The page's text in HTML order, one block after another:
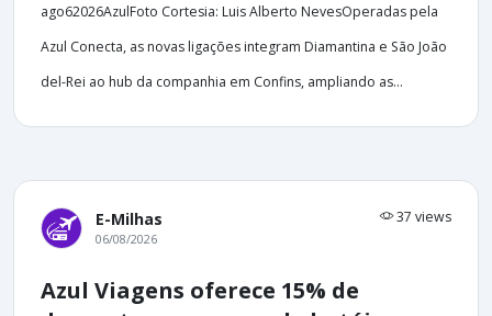
ago62026AzulFoto Cortesia: Luis Alberto NevesOperadas pela
Azul Conecta, as novas ligações integram Diamantina e São João
del-Rei ao hub da companhia em Confins, ampliando as...
E-Milhas 37 views
06/08/2026
Azul Viagens oferece 15% de